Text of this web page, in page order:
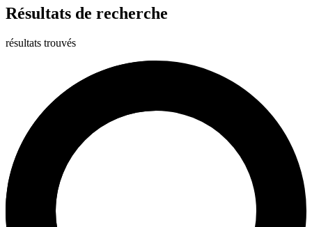
Résultats de recherche
résultats trouvés